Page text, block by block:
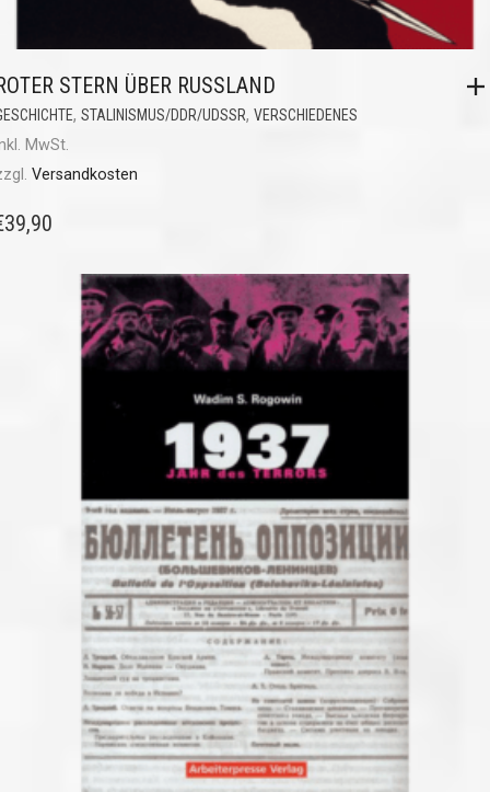
STERN ÜBER RUSSLAND
, STALINISMUS/DDR/UDSSR, VERSCHIEDENES
MwSt.
Versandkosten
39,90